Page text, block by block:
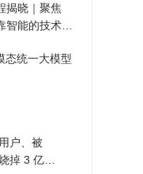
揭晓｜聚焦
能的技术路
态统一大模型
户、被
掉 3 亿